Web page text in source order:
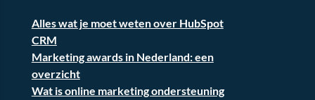
Alles wat je moet weten over HubSpot
CRM
Marketing awards in Nederland: een
overzicht
Wat is online marketing ondersteuning